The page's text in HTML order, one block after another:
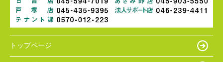
トップページ